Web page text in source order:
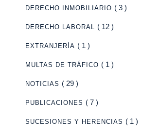
DERECHO INMOBILIARIO ( 3 )
DERECHO LABORAL ( 12 )
EXTRANJERÍA ( 1 )
MULTAS DE TRÁFICO ( 1 )
NOTICIAS ( 29 )
PUBLICACIONES ( 7 )
SUCESIONES Y HERENCIAS ( 1 )